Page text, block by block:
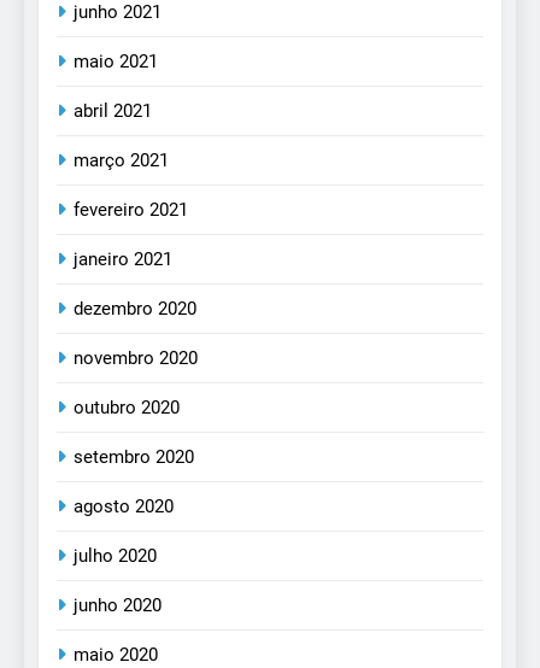
junho 2021
maio 2021
abril 2021
março 2021
fevereiro 2021
janeiro 2021
dezembro 2020
novembro 2020
outubro 2020
setembro 2020
agosto 2020
julho 2020
junho 2020
maio 2020